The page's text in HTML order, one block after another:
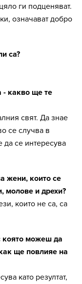
ги подценяват.
означават добро
са?
- какво ще те
свят. Да знае
се случва в
да се интересува
жени, които се
молове и дрехи?
които не са, са
която можеш да
ще повлияе на
като резултат,